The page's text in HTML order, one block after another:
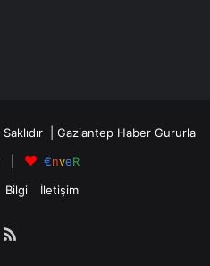
| Gaziantep HaberGururla
|
€nveR
Bilgi İletişim